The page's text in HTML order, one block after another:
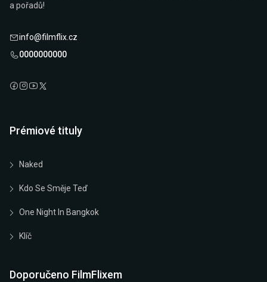
a pořadů!
info@filmflix.cz
0000000000
Prémiové tituly
Naked
Kdo Se Směje Teď
One Night In Bangkok
Klíč
Doporučeno FilmFlixem